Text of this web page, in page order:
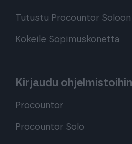
Tutustu Procountor Soloon
Kokeile Sopimuskonetta
Kirjaudu ohjelmistoihin
Procountor
Procountor Solo